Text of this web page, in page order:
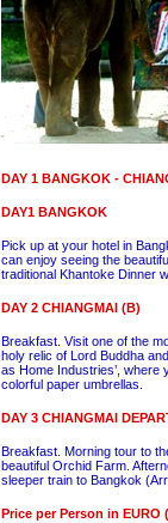
DAY 1 BANGKOK -
DAY1 BANGKOK
Pick up at your hotel in
can enjoy seeing the
traditional Khantoke Dinner
DAY 2 CHIANGMAI (B)
Breakfast. Visit one of the
holy relic of Lord Buddha
as Home Industries’,
colorful paper umbrellas.
DAY 3 CHIANGMAI
Breakfast. Morning tour to
beautiful Orchid Farm.
sleeper train to Bangkok
Price per Person in EURO